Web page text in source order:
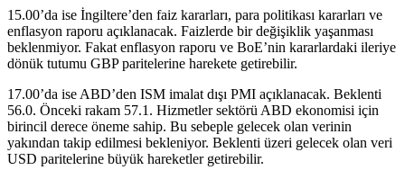
15.00’da ise İngiltere’den faiz kararları, para politikası kararları ve
enflasyon raporu açıklanacak. Faizlerde bir değişiklik yaşanması
beklenmiyor. Fakat enflasyon raporu ve BoE’nin kararlardaki ileriye
dönük tutumu GBP paritelerine harekete getirebilir.
17.00’da ise ABD’den ISM imalat dışı PMI açıklanacak. Beklenti
56.0. Önceki rakam 57.1. Hizmetler sektörü ABD ekonomisi için
birincil derece öneme sahip. Bu sebeple gelecek olan verinin
yakından takip edilmesi bekleniyor. Beklenti üzeri gelecek olan veri
USD paritelerine büyük hareketler getirebilir.